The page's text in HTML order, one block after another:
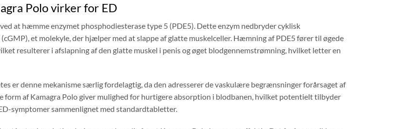
Polo virker for ED
at hæmme enzymet phosphodiesterase type 5 (PDE5). Dette enzym nedbryder cyklisk
et molekyle, der hjælper med at slappe af glatte muskelceller. Hæmning af PDE5 fører til øgede
resulterer i afslapning af den glatte muskel i penis og øget blodgennemstrømning, hvilket letter en
er denne mekanisme særlig fordelagtig, da den adresserer de vaskulære begrænsninger forårsaget af
form af Kamagra Polo giver mulighed for hurtigere absorption i blodbanen, hvilket potentielt tilbyder
symptomer sammenlignet med standardtabletter.